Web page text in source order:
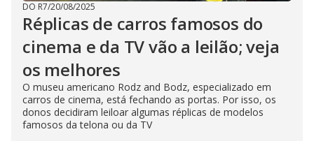
DO R7/20/08/2025
Réplicas de carros famosos do
cinema e da TV vão a leilão; veja
os melhores
O museu americano Rodz and Bodz, especializado em
carros de cinema, está fechando as portas. Por isso, os
donos decidiram leiloar algumas réplicas de modelos
famosos da telona ou da TV